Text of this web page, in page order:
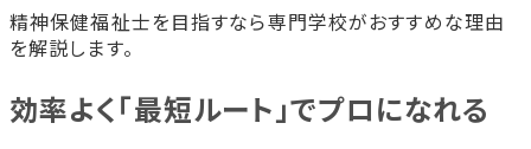
精神保健福祉士を目指すなら専門学校がおすすめな理由
を解説します。
効率よく「最短ルート」でプロになれる